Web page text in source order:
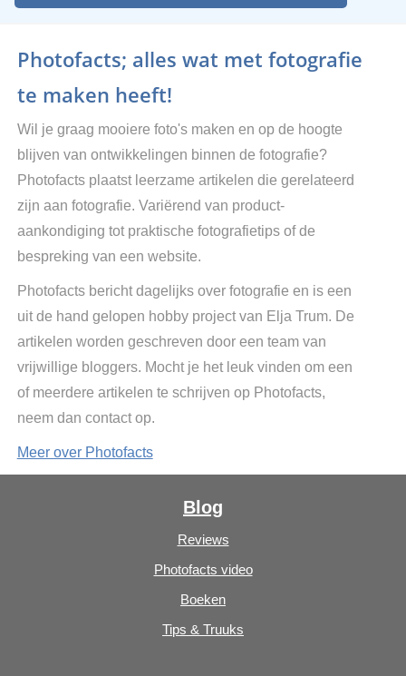
Photofacts; alles wat met fotografie
te maken heeft!
Wil je graag mooiere foto's maken en op de hoogte
blijven van ontwikkelingen binnen de fotografie?
Photofacts plaatst leerzame artikelen die gerelateerd
zijn aan fotografie. Variërend van product-
aankondiging tot praktische fotografietips of de
bespreking van een website.
Photofacts bericht dagelijks over fotografie en is een
uit de hand gelopen hobby project van Elja Trum. De
artikelen worden geschreven door een team van
vrijwillige bloggers. Mocht je het leuk vinden om een
of meerdere artikelen te schrijven op Photofacts,
neem dan contact op.
Meer over Photofacts
Blog
Reviews
Photofacts video
Boeken
Tips & Truuks